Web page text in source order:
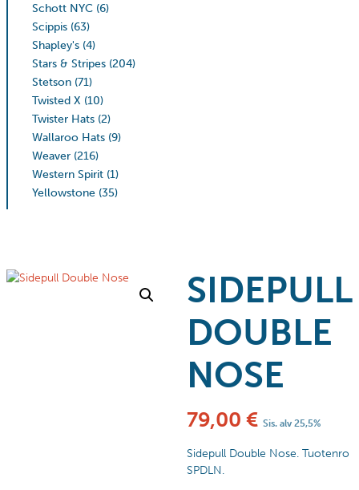
Schott NYC (6)
Scippis (63)
Shapley's (4)
Stars & Stripes (204)
Stetson (71)
Twisted X (10)
Twister Hats (2)
Wallaroo Hats (9)
Weaver (216)
Western Spirit (1)
Yellowstone (35)
SIDEPULL
DOUBLE
NOSE
79,00 € Sis. alv 25,5%
Sidepull Double Nose. Tuotenro
SPDLN.